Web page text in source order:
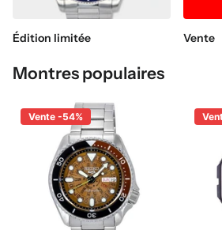
Édition limitée Vente
Montres populaires
Vente -54%